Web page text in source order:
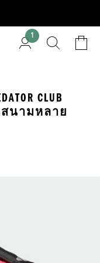
1
CLUB
นามหลาย